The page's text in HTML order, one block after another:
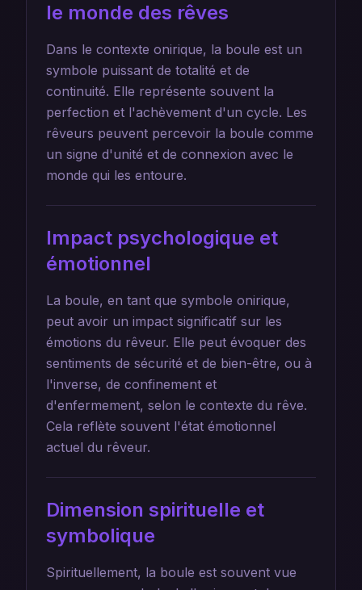
le monde des rêves
Dans le contexte onirique, la boule est un
symbole puissant de totalité et de
continuité. Elle représente souvent la
perfection et l'achèvement d'un cycle. Les
rêveurs peuvent percevoir la boule comme
un signe d'unité et de connexion avec le
monde qui les entoure.
Impact psychologique et
émotionnel
La boule, en tant que symbole onirique,
peut avoir un impact significatif sur les
émotions du rêveur. Elle peut évoquer des
sentiments de sécurité et de bien-être, ou à
l'inverse, de confinement et
d'enfermement, selon le contexte du rêve.
Cela reflète souvent l'état émotionnel
actuel du rêveur.
Dimension spirituelle et
symbolique
Spirituellement, la boule est souvent vue